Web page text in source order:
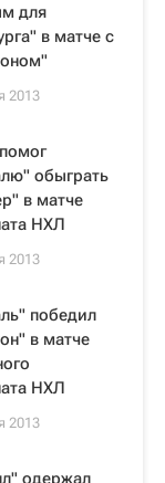
для
в матче с
2013
обыграть
в матче
НХЛ
2013
победил
в матче
НХЛ
2013
одержал